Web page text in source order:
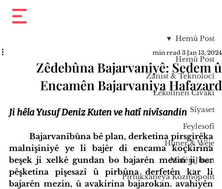
Hemû Post
Zanist & Teknolocî
Lêkolînên Civakî
Sîyaset
Feylesofî
Huner & Wêje
Mafên Jinan
Pirtûkxaneya Kozmopolît
Hemû Post
Zêdebûna Bajarvaniyê: Sedem û
Encamên Bajarvaniya Hafazard
Jan 13, 2024
3 min read
Ji hêla Yusuf Deniz Kuten ve hatî nivîsandin
malnişîniyê ye li bajêr di encama koçkirina
beşek ji xelkê gundan bo bajarên mezin ji ber
pêşketina pîşesazî û pirbûna derfetên kar li
bajarên mezin, û avakirina bajarokan. avahiyên